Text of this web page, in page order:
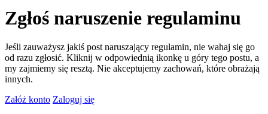
Zgłoś naruszenie regulaminu
Jeśli zauważysz jakiś post naruszający regulamin, nie wahaj się go
od razu zgłosić. Kliknij w odpowiednią ikonkę u góry tego postu, a
my zajmiemy się resztą. Nie akceptujemy zachowań, które obrażają
innych.
Załóż konto Zaloguj się